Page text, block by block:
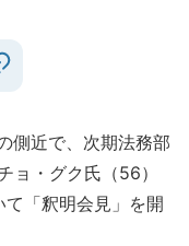
側近で、次期法務部
ョ・グク氏（56）
「釈明会見」を開